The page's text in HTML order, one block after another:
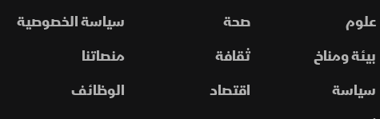
علوم
صحة
بيئة ومناخ
ثقافة
سياسة
اقتصاد
سياسة الخصوصية
منصاتنا
الوظائف